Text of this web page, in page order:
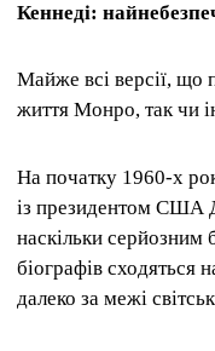
Кеннеді:
Майже всі версії, що
життя Монро, так чи
На початку 1960-х
із президентом США
наскільки серйозним
біографів сходяться
далеко за межі